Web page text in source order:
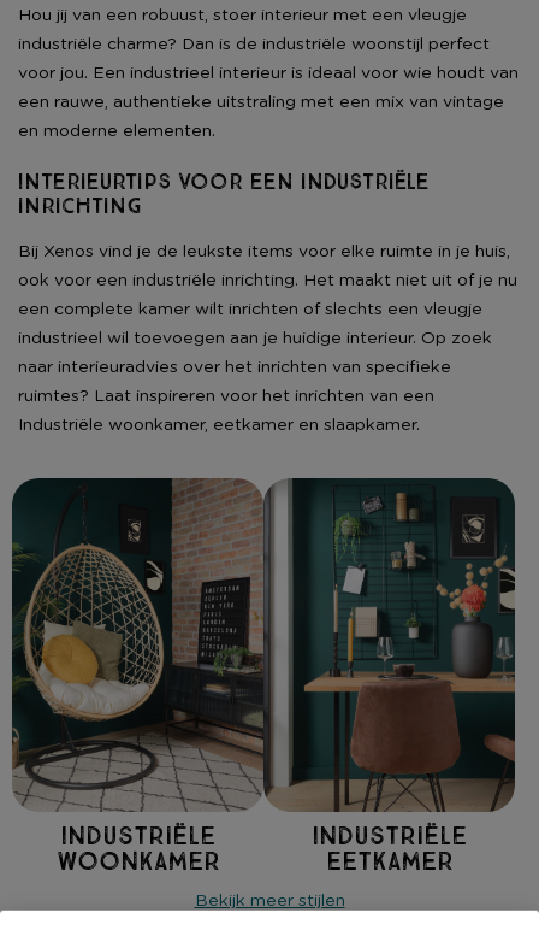
Hou jij van een robuust, stoer interieur met een vleugje
industriële charme? Dan is de industriële woonstijl perfect
voor jou. Een industrieel interieur is ideaal voor wie houdt van
een rauwe, authentieke uitstraling met een mix van vintage
en moderne elementen.
Interieurtips voor een industriële
inrichting
Bij Xenos vind je de leukste items voor elke ruimte in je huis,
ook voor een industriële inrichting. Het maakt niet uit of je nu
een complete kamer wilt inrichten of slechts een vleugje
industrieel wil toevoegen aan je huidige interieur. Op zoek
naar interieuradvies over het inrichten van specifieke
ruimtes? Laat inspireren voor het inrichten van een
Industriële woonkamer, eetkamer en slaapkamer.
Industriële
woonkamer
Industriële
eetkamer
Bekijk meer stijlen